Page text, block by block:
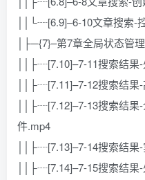
││└┈[6.9]–6-10文章搜索-
│├─{7}–第7章全局状态管理
││├┈[7.10]–7-11搜索结果
││├┈[7.11]–7-12搜索结
││├┈[7.12]–7-13搜索结果
件.mp4
││├┈[7.13]–7-14搜索结
││├┈[7.14]–7-15搜索结果